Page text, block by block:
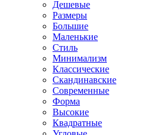
Дешевые
Размеры
Большие
Маленькие
Стиль
Минимализм
Классические
Скандинавские
Современные
Форма
Высокие
Квадратные